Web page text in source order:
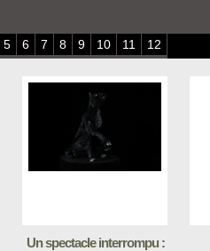
5 6 7 8 9 10 11 12
Un spectacle interrompu :